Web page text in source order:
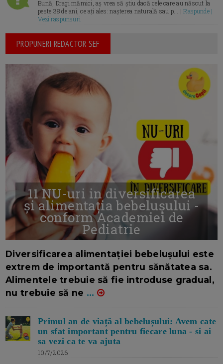
Bună, Dragi mămici, aș vrea să știu dacă cele care au născut la
peste 38 de ani, ce ați ales: nașterea naturală sau p... |Raspunde |
Vezi raspunsuri
PROPUNERI REDACTOR SEF
11 NU-uri in diversificarea
și alimentația bebelușului -
conform Academiei de
Pediatrie
Diversificarea alimentației bebelușului este
extrem de importantă pentru sănătatea sa.
Alimentele trebuie să fie introduse gradual,
nu trebuie să ne ...
Primul an de viață al bebelușului: Avem cate
un sfat important pentru fiecare luna - si ai
sa vezi ca te va ajuta
10/7/2026